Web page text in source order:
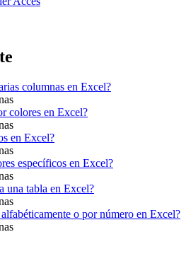
columnas en Excel?
colores en Excel?
en Excel?
específicos en Excel?
una tabla en Excel?
o por número en Excel?